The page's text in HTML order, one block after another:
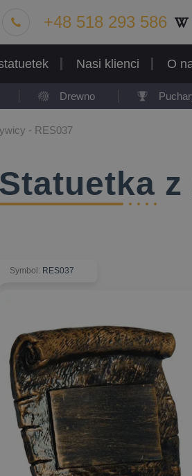
+48 518 293 586
Nasi klienci O
Drewno
- RES037
Statuetka z
Symbol : RES037